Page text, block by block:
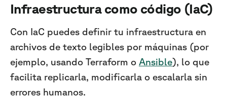
Infraestructura como código (IaC)
Con IaC puedes definir tu infraestructura en
archivos de texto legibles por máquinas (por
ejemplo, usando Terraform o Ansible), lo que
facilita replicarla, modificarla o escalarla sin
errores humanos.